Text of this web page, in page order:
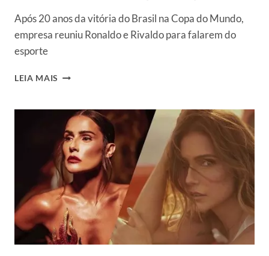
Após 20 anos da vitória do Brasil na Copa do Mundo,
empresa reuniu Ronaldo e Rivaldo para falarem do
esporte
LEIA MAIS ENCONTRO
RIVALDO
RONALDO
SE
REÚNEM
20
ANOS
DEPOIS
DO
PENTA